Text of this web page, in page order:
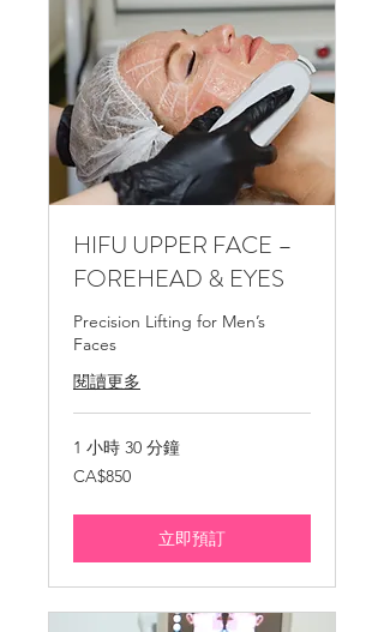
HIFU ​UPPER FACE –
FOREHEAD & EYES
Precision Lifting for Men’s
Faces
閱讀更多
1 小時 30 分鐘
850
加
大
CA$850
立即預訂